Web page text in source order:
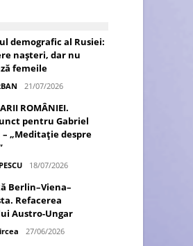
demografic al Rusiei:
nașteri, dar nu
femeile
21/07/2026
ROMÂNIEI.
pentru Gabriel
– „Meditație despre
18/07/2026
Berlin–Viena–
Refacerea
Austro-Ungar
27/06/2026